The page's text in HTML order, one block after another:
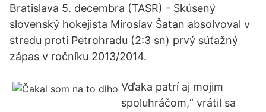
Bratislava 5. decembra (TASR) - Skúsený
slovenský hokejista Miroslav Šatan absolvoval v
stredu proti Petrohradu (2:3 sn) prvý súťažný
zápas v ročníku 2013/2014.
Vďaka patrí aj mojim
spoluhráčom,“ vrátil sa